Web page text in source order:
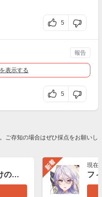
5
表示する
5
報告
ご存知の場合はぜひ採点をお願いし
マリー（機械じかけのマリー）
新着 現在
フ